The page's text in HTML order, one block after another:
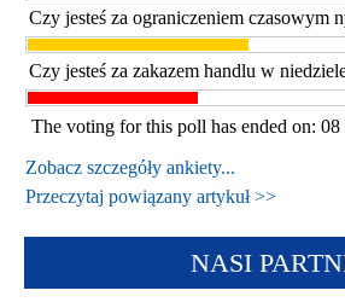
gospodarczego...
Czytaj więcej...
KP-H
Od 2002 roku
podstawowych praw
inicjatywa zapewnia,
stanowiska, opinie i
Czy jesteś za ograniczeniem czasowym
Czy jesteś za zakazem handlu w
The voting for this poll has ended on:
Zobacz szczegóły ankiety...
Przeczytaj powiązany artykuł >>
NASI